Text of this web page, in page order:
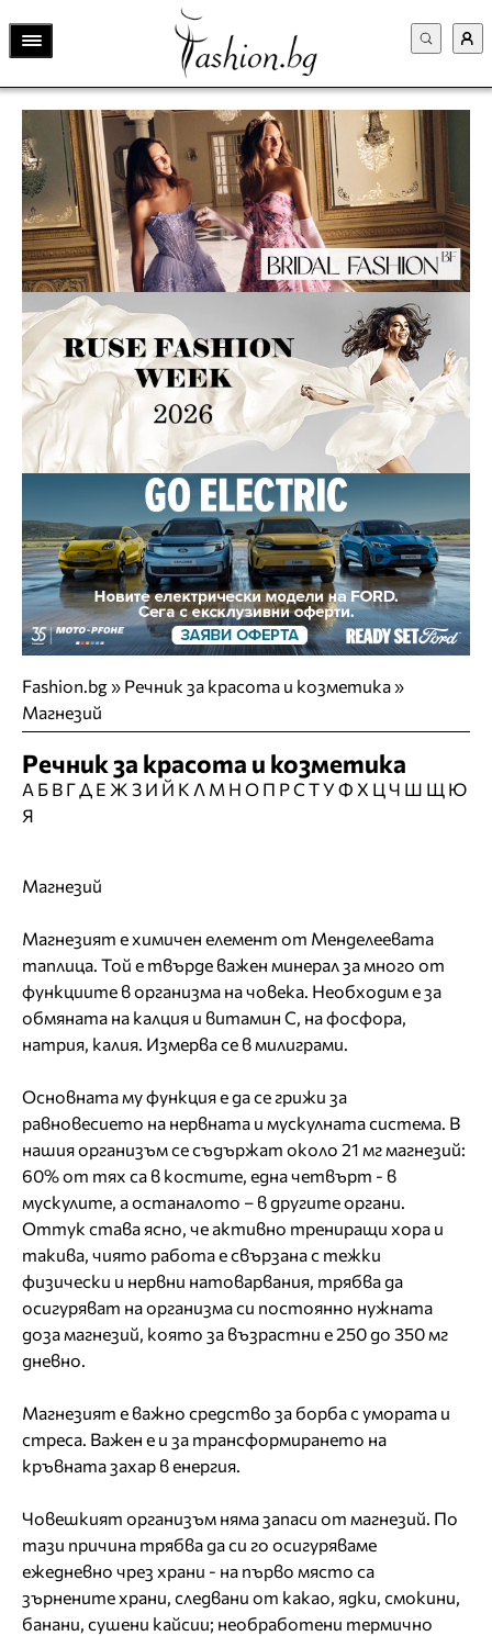
Fashion.bg» Речник за красота и козметика »
Магнезий
Речник за красота и козметика
А Б В ГД Е Ж З И Й К Л М Н О П РС ТУФ Х ЦЧ Ш Щ Ю
Я
Магнезий
Магнезият е химичен елемент от Менделеевата
таплица. Той е твърде важен минерал за много от
функциите в организма на човека. Необходим е за
обмяната на калция и витамин С, на фосфора,
натрия, калия. Измерва се в милиграми.
Основната му функция е да се грижи за
равновесието на нервната и мускулната система. В
нашия организъм се съдържат около 21 мг магнезий:
60% от тях са в костите, една четвърт - в
мускулите, а останалото – в другите органи.
Оттук става ясно, че активно трениращи хора и
такива, чиято работа е свързана с тежки
физически и нервни натоварвания, трябва да
осигуряват на организма си постоянно нужната
доза магнезий, която за възрастни е 250 до 350 мг
дневно.
Магнезият е важно средство за борба с умората и
стреса. Важен е и за трансформирането на
кръвната захар в енергия.
Човешкият организъм няма запаси от магнезий. По
тази причина трябва да си го осигуряваме
ежедневно чрез храни - на първо място са
зърнените храни, следвани от какао, ядки, смокини,
банани, сушени кайсии; необработени термично